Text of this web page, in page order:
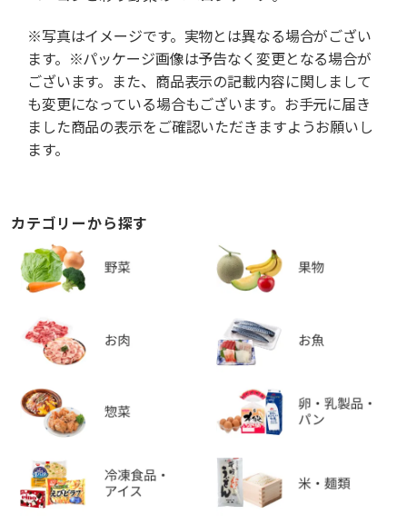
※写真はイメージです。実物とは異なる場合がござい
ます。※パッケージ画像は予告なく変更となる場合が
ございます。また、商品表示の記載内容に関しまして
も変更になっている場合もございます。お手元に届き
ました商品の表示をご確認いただきますようお願いし
ます。
カテゴリーから探す